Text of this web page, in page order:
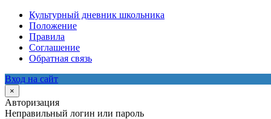
Культурный дневник школьника
Положение
Правила
Соглашение
Обратная связь
Вход на сайт
×
Авторизация
Неправильный логин или пароль